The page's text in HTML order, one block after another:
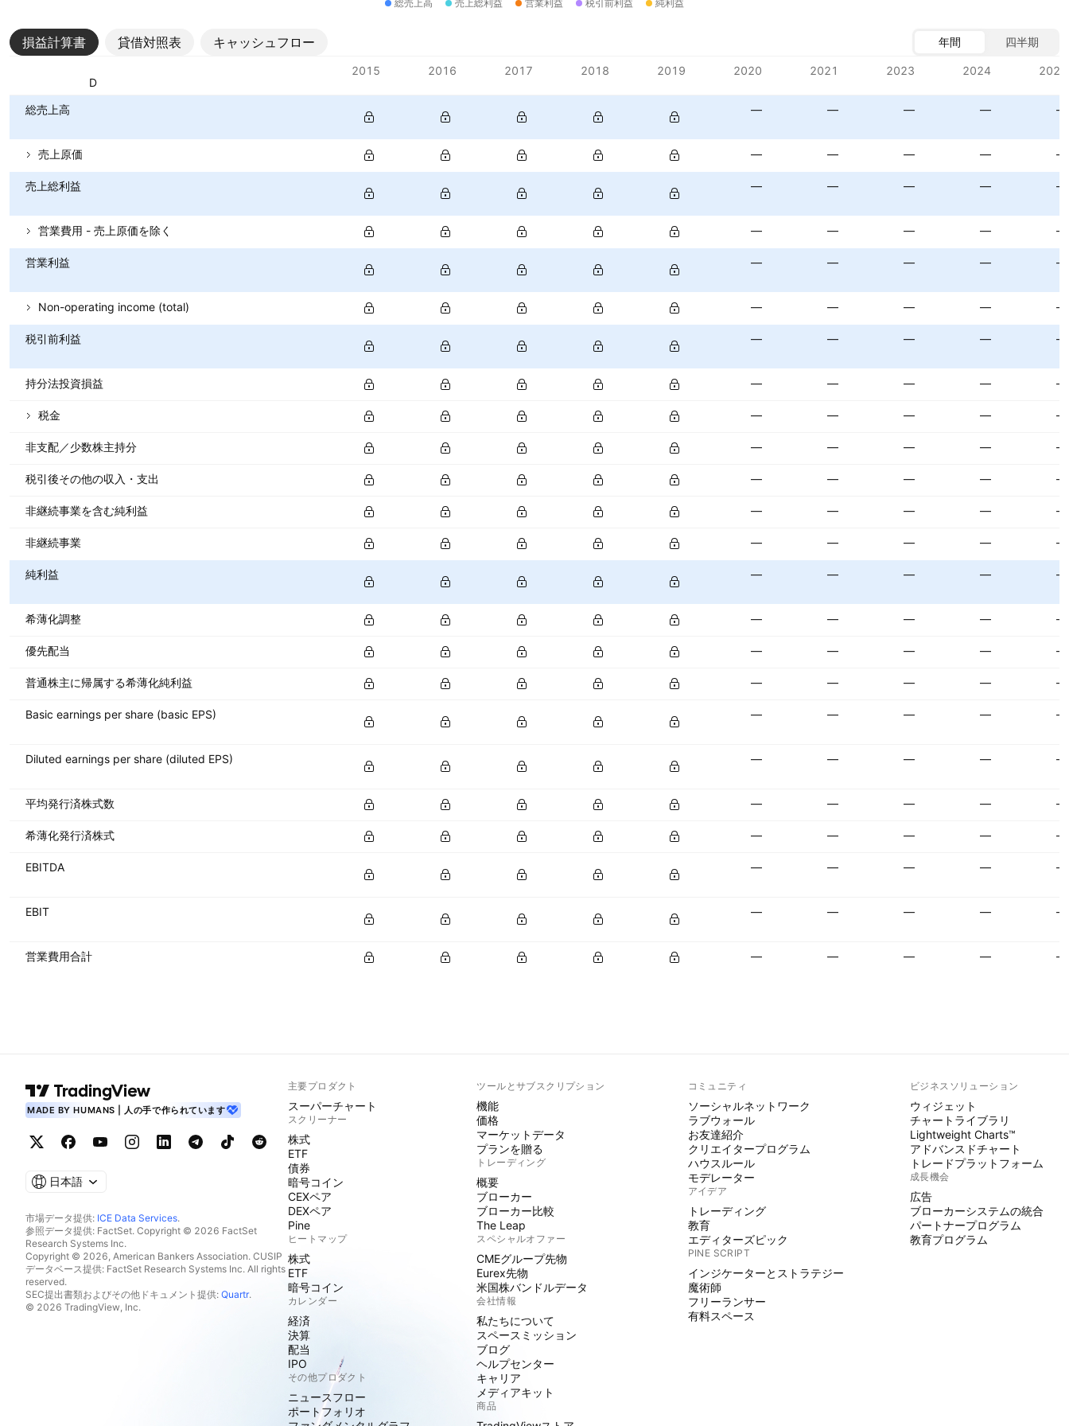
総売上高 売上総利益 営業利益 税引前利益 純利益
損益計算書 貸借対照表 キャッシュフロー 年間
四半期
通貨: RSD
2015 2016 2017 2018 2019 2020 2021 2023 2024 2025
総売上高 — — — — —
売上原価 — — — — —
売上総利益 — — — — —
営業費用 - 売上原価を除く — — — — —
営業利益 — — — — —
Non-operating income (total) — — — — —
税引前利益 — — — — —
持分法投資損益 — — — — —
税金 — — — — —
非支配／少数株主持分 — — — — —
税引後その他の収入・支出 — — — — —
非継続事業を含む純利益 — — — — —
非継続事業 — — — — —
純利益 — — — — —
希薄化調整 — — — — —
優先配当 — — — — —
普通株主に帰属する希薄化純利益 — — — — —
Basic earnings per share (basic EPS) — — — — —
Diluted earnings per share (diluted EPS) — — — — —
平均発行済株式数 — — — — —
希薄化発行済株式 — — — — —
EBITDA — — — — —
EBIT — — — — —
営業費用合計 — — — — —
MADE BY HUMANS | 人の手で作られています
日本語
市場データ提供: ICE Data Services.
参照データ提供: FactSet. Copyright © 2026 FactSet
Research Systems Inc.
Copyright © 2026, American Bankers Association. CUSIP
データベース提供: FactSet Research Systems Inc. All rights
reserved.
SEC提出書類およびその他ドキュメント提供: Quartr.
© 2026 TradingView, Inc.
主要プロダクト
スーパーチャート
スクリーナー
株式
ETF
債券
暗号コイン
CEXペア
DEXペア
Pine
ヒートマップ
株式
ETF
暗号コイン
カレンダー
経済
決算
配当
IPO
その他プロダクト
ニュースフロー
ポートフォリオ
ツールとサブスクリプション
機能
価格
マーケットデータ
プランを贈る
トレーディング
概要
ブローカー
ブローカー比較
The Leap
スペシャルオファー
CMEグループ先物
Eurex先物
米国株バンドルデータ
会社情報
私たちについて
スペースミッション
ブログ
ヘルプセンター
キャリア
メディアキット
商品
コミュニティ
ソーシャルネットワーク
ラブウォール
お友達紹介
クリエイタープログラム
ハウスルール
モデレーター
アイデア
トレーディング
教育
エディターズピック
PINE SCRIPT
インジケーターとストラテジー
魔術師
フリーランサー
有料スペース
ビジネスソリューション
ウィジェット
チャートライブラリ
Lightweight Charts™
アドバンスドチャート
トレードプラットフォーム
成長機会
広告
ブローカーシステムの統合
パートナープログラム
教育プログラム